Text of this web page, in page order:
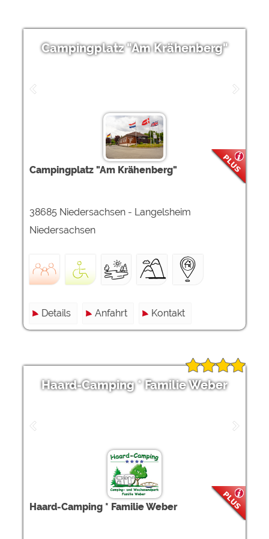
Campingplatz "Am Krähenberg"
Campingplatz "Am Krähenberg"
38685 Niedersachsen - Langelsheim
Niedersachsen
Details Anfahrt Kontakt
Haard-Camping * Familie Weber
Haard-Camping * Familie Weber